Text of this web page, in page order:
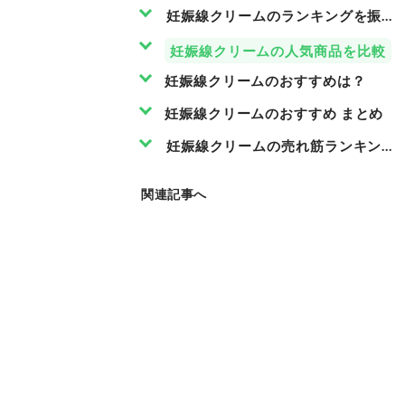
妊娠線クリームのランキングを振り
妊娠線クリームの人気商品を比較
妊娠線クリームのおすすめは？
妊娠線クリームのおすすめ まとめ
妊娠線クリームの売れ筋ランキング
関連記事へ